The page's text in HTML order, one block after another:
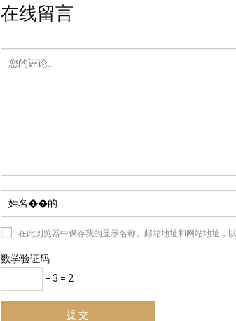
在线留言
在此浏览器中保存我的显示名称、邮箱地址和网站地址，
数学验证码
− 3 = 2